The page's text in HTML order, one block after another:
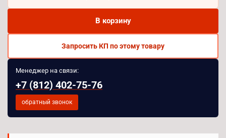
В корзину
Запросить КП по этому товару
Менеджер на связи:
+7 (812) 402-75-76
обратный звонок